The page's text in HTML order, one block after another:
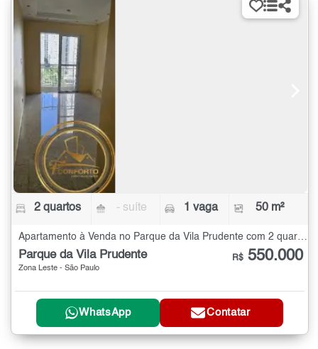
2 quartos - suíte 1 vaga 50 m²
Apartamento à Venda no Parque da Vila Prudente com 2 quartos - 50 m²
Parque da Vila Prudente
Zona Leste - São Paulo
R$ 550.000
WhatsApp Contatar